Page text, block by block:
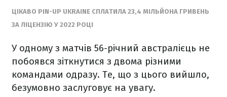
ЦІКАВО PIN-UP UKRAINE СПЛАТИЛА 23,4 МІЛЬЙОНА ГРИВЕНЬ
ЗА ЛІЦЕНЗІЮ У 2022 РОЦІ
У одному з матчів 56-річний австралієць не
побоявся зіткнутися з двома різними
командами одразу. Те, що з цього вийшло,
безумовно заслуговує на увагу.